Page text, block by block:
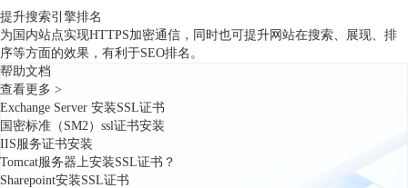
提升搜索引擎排名
为国内站点实现HTTPS加密通信，同时也可提升网站在搜索、展现、排
序等方面的效果，有利于SEO排名。
帮助文档
查看更多 >
Exchange Server 安装SSL证书
国密标准（SM2）ssl证书安装
IIS服务证书安装
Tomcat服务器上安装SSL证书？
Sharepoint安装SSL证书